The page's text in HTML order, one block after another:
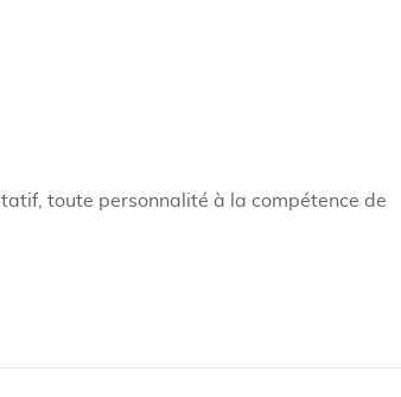
toute personnalité à la compétence de